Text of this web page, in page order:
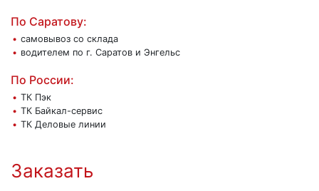
По Саратову:
самовывоз со склада
водителем по г. Саратов и Энгельс
По России:
ТК Пэк
ТК Байкал-сервис
ТК Деловые линии
Заказать